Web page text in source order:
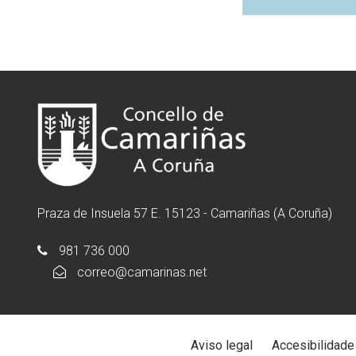
Praza de Insuela 57 E. 15123 - Camariñas (A Coruña)
981 736 000
correo@camarinas.net
Aviso legal Accesibilidade